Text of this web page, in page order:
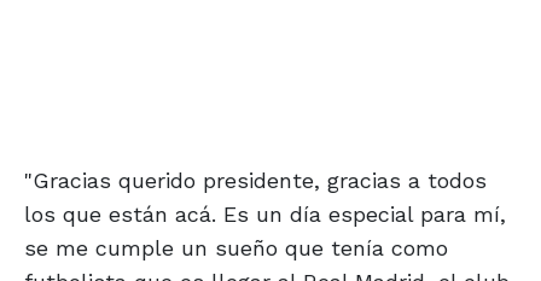
"Gracias querido presidente, gracias a todos
los que están acá. Es un día especial para mí,
se me cumple un sueño que tenía como